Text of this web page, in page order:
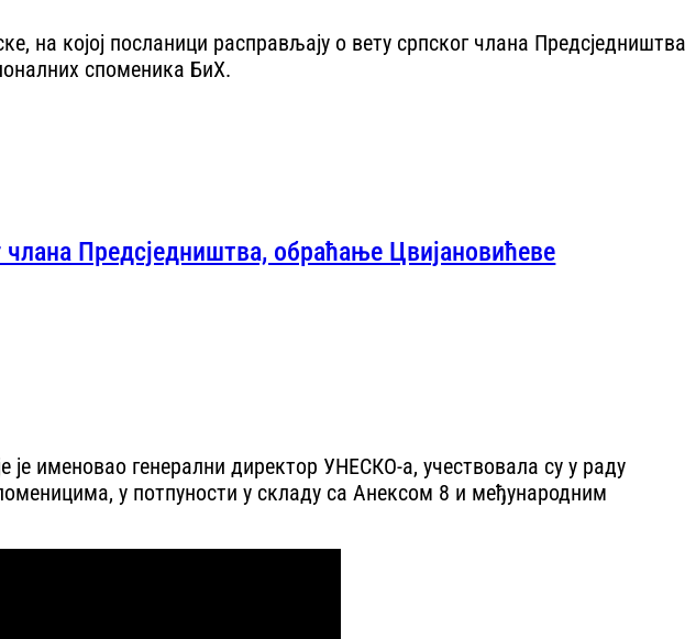
на којој посланици расправљају о вету српског члана Предсједништва
споменика БиХ.
Предсједништва, обраћање Цвијановићеве
именовао генерални директор УНЕСКО-а, учествовала су у раду
у потпуности у складу са Анексом 8 и међународним